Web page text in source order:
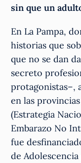
sin que un
En La Pampa,
historias que
que no se dan
secreto
protagonistas–,
en las
(Estrategia
Embarazo No
fue
de